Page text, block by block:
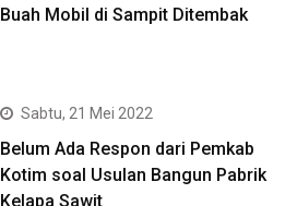
Buah Mobil di Sampit Ditembak
Sabtu, 21 Mei 2022
Belum Ada Respon dari Pemkab
Kotim soal Usulan Bangun Pabrik
Kelapa Sawit